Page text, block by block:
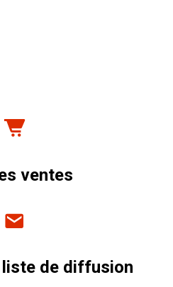
ventes
de diffusion